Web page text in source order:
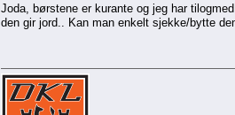
Joda, børstene er kurante og jeg har
den gir jord.. Kan man enkelt sjekke/bytte